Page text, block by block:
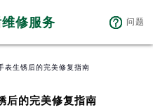
修服务 问题
表生锈后的完美修复指南
后的完美修复指南